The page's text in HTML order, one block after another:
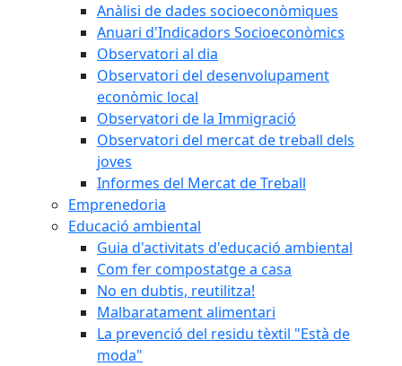
Anàlisi de dades socioeconòmiques
Anuari d'Indicadors Socioeconòmics
Observatori al dia
Observatori del desenvolupament
econòmic local
Observatori de la Immigració
Observatori del mercat de treball dels
joves
Informes del Mercat de Treball
Emprenedoria
Educació ambiental
Guia d'activitats d'educació ambiental
Com fer compostatge a casa
No en dubtis, reutilitza!
Malbaratament alimentari
La prevenció del residu tèxtil "Està de
moda"